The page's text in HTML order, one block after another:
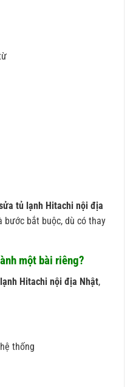
tủ lạnh Hitachi nội địa
bước bắt buộc, dù có thay
một bài riêng?
Hitachi nội địa Nhật,
thống